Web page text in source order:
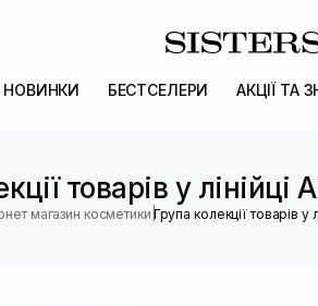
НОВИНКИ БЕСТСЕЛЕРИ АКЦІЇ ТА
товарів у
магазин косметики |Група колекції товарів у